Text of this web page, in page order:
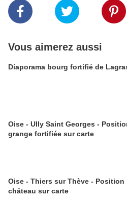
Vous aimerez aussi
Diaporama bourg fortifié de
Oise - Ully Saint Georges -
grange fortifiée sur carte
Oise - Thiers sur Thève - Position
château sur carte